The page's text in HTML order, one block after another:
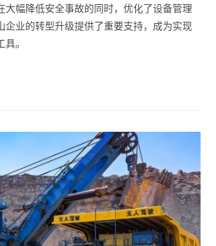
大幅降低安全事故的同时，优化了设备管理
企业的转型升级提供了重要支持，成为实现
。